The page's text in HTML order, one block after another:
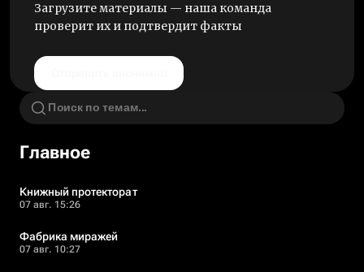
Загрузите материалы — наша команда
проверит их и подтвердит факты
Главное
Книжный протекторат
07 авг. 15:26
Фабрика миражей
07 авг. 10:27